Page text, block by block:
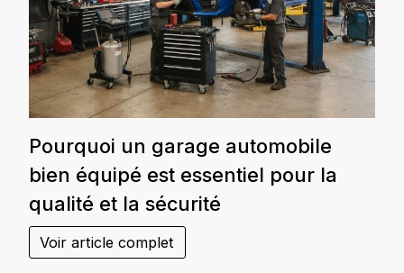
Pourquoi un garage automobile
bien équipé est essentiel pour la
qualité et la sécurité
Voir article complet